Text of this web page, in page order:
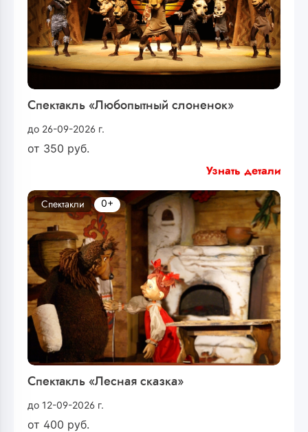
Спектакль «Любопытный слоненок»
до 26-09-2026 г.
от 350 руб.
Узнать детали
Спектакль «Лесная сказка»
до 12-09-2026 г.
от 400 руб.
Спектакли 0+